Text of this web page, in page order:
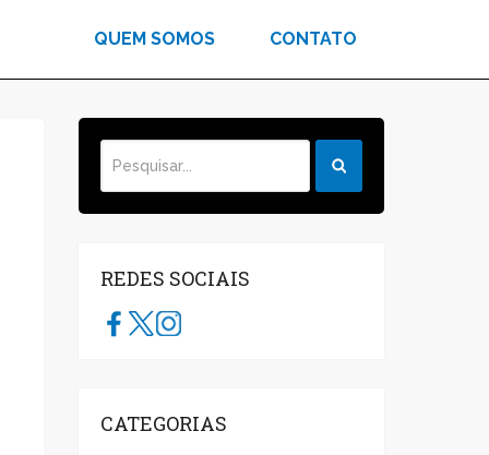
QUEM SOMOS CONTATO
REDES SOCIAIS
CATEGORIAS